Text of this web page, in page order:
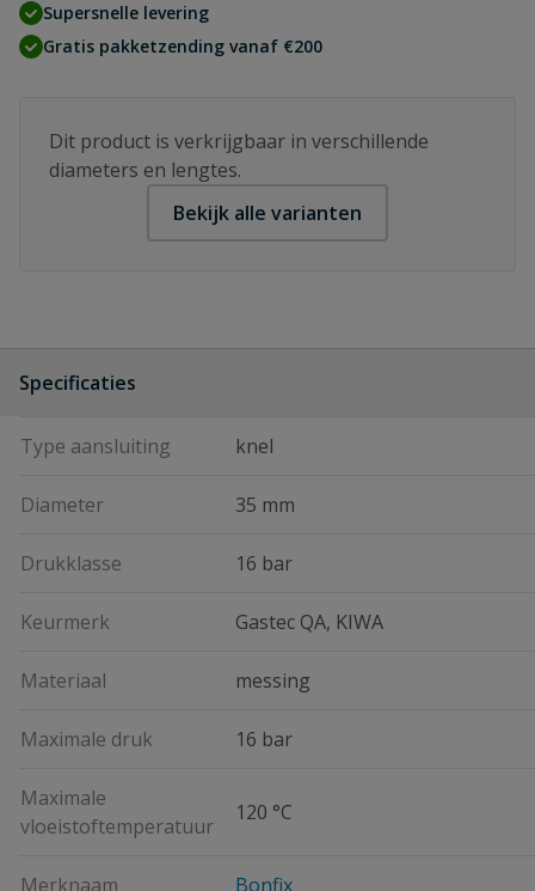
Supersnelle levering
Gratis pakketzending vanaf €200
Dit product is verkrijgbaar in verschillende
diameters en lengtes.
Bekijk alle varianten
Specificaties
Type aansluiting knel
Diameter 35 mm
Drukklasse 16 bar
Keurmerk Gastec QA, KIWA
Materiaal messing
Maximale druk 16 bar
Maximale
vloeistoftemperatuur
120 °C
Merknaam Bonfix